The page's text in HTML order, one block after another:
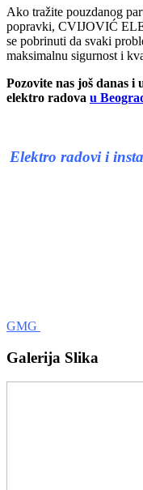
Ako tražite pouzdanog
popravki, CVIJOVIĆ
se pobrinuti da svaki
maksimalnu sigurnost i
Pozovite nas još danas i
elektro radova u
Elektro radovi i
GMG
Galerija Slika